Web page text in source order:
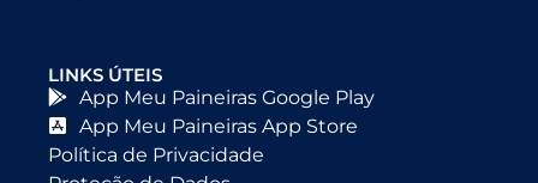
LINKS ÚTEIS
App Meu Paineiras Google Play
App Meu Paineiras App Store
Política de Privacidade